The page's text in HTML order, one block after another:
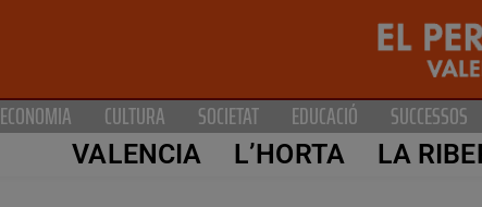
ECONOMIA CULTURA SOCIETAT EDUCACIÓ SUCCESSOS
VALENCIA L’HORTA LA